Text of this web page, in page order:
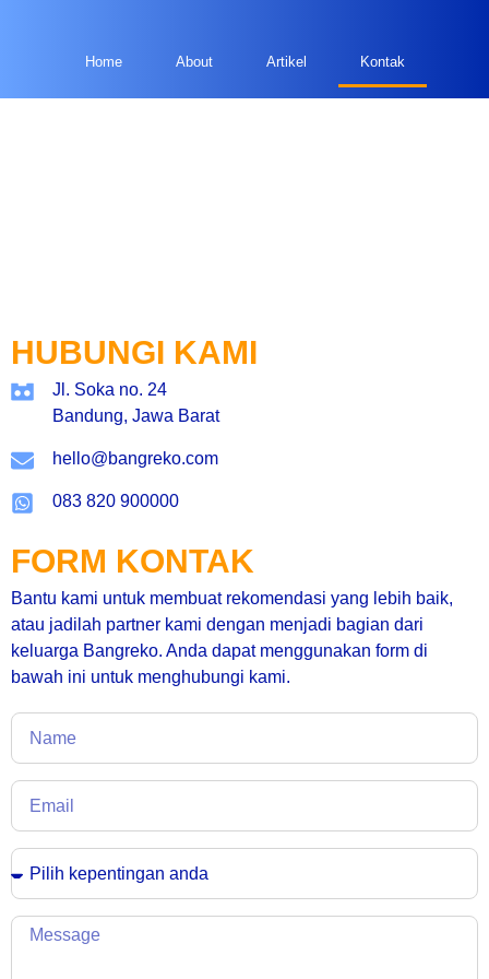
Home About Artikel Kontak
HUBUNGI KAMI
Jl. Soka no. 24
Bandung, Jawa Barat
hello@bangreko.com
083 820 900000
FORM KONTAK
Bantu kami untuk membuat rekomendasi yang lebih baik,
atau jadilah partner kami dengan menjadi bagian dari
keluarga Bangreko. Anda dapat menggunakan form di
bawah ini untuk menghubungi kami.